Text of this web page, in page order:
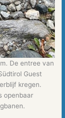
De entree van
Guest
kregen.
openbaar